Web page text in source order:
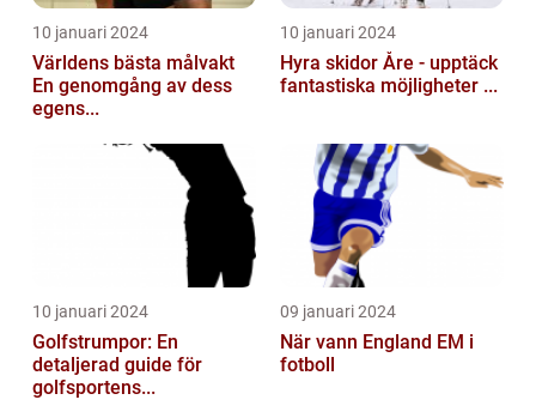
10 januari 2024
Världens bästa målvakt
En genomgång av dess
egens...
10 januari 2024
Hyra skidor Åre - upptäck
fantastiska möjligheter ...
10 januari 2024
Golfstrumpor: En
detaljerad guide för
golfsportens...
09 januari 2024
När vann England EM i
fotboll